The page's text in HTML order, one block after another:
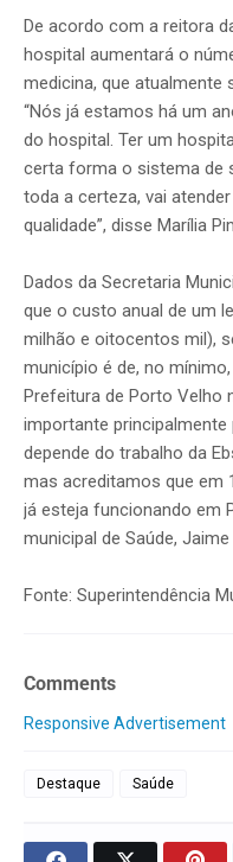
De acordo com a reitora
hospital aumentará o
medicina, que atualmente
“Nós já estamos há um
do hospital. Ter um
certa forma o sistema de
toda a certeza, vai
qualidade”, disse Marília
Dados da Secretaria
que o custo anual de um
milhão e oitocentos mil),
município é de, no
Prefeitura de Porto Velho
importante
depende do trabalho da
mas acreditamos que em
já esteja funcionando em
municipal de Saúde, Jaime
Fonte: Superintendência
Comments
Responsive Advertisement
Destaque Saúde